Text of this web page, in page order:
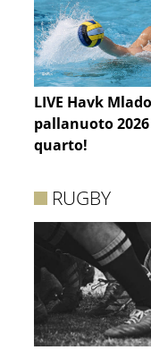
LIVE Havk
pallanuoto
quarto!
RUGBY